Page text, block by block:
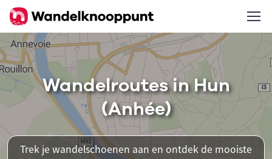
Wandelroutes in Hun
(Anhée)
Trek je wandelschoenen aan en ontdek de mooiste